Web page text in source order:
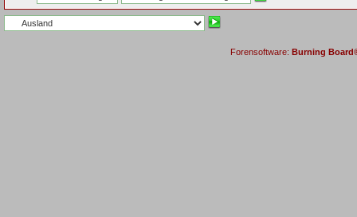
Forensoftware: Burning